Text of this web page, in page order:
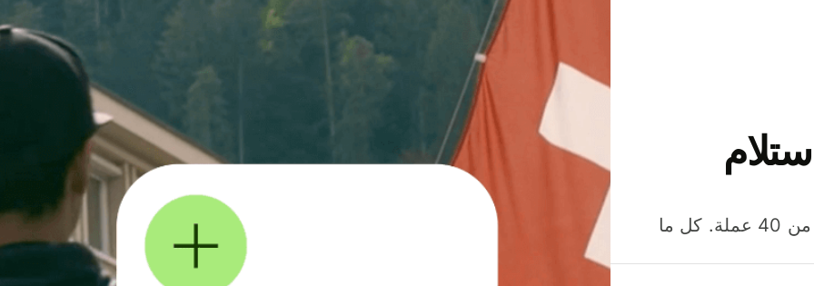
وفّر المال عند إرسال الأموال وإنفاقها واستلامها بأكثر من 40 عملة. كل ما